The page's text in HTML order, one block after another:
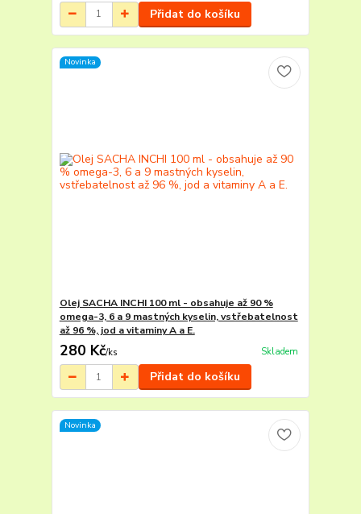
Přidat do košíku
Novinka
Olej SACHA INCHI 100 ml - obsahuje až 90 %
omega-3, 6 a 9 mastných kyselin, vstřebatelnost
až 96 %, jod a vitaminy A a E.
280 Kč/ks Skladem
Přidat do košíku
Novinka